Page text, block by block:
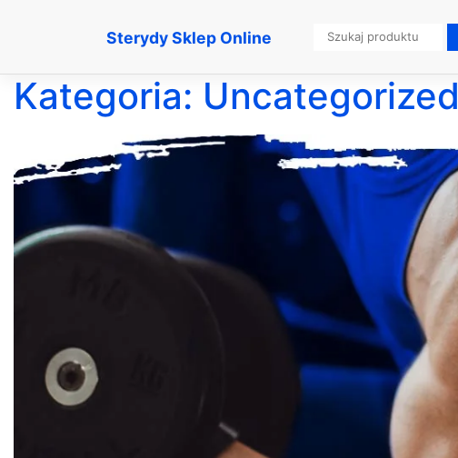
Sterydy Sklep Online
Kategoria: Uncategorized